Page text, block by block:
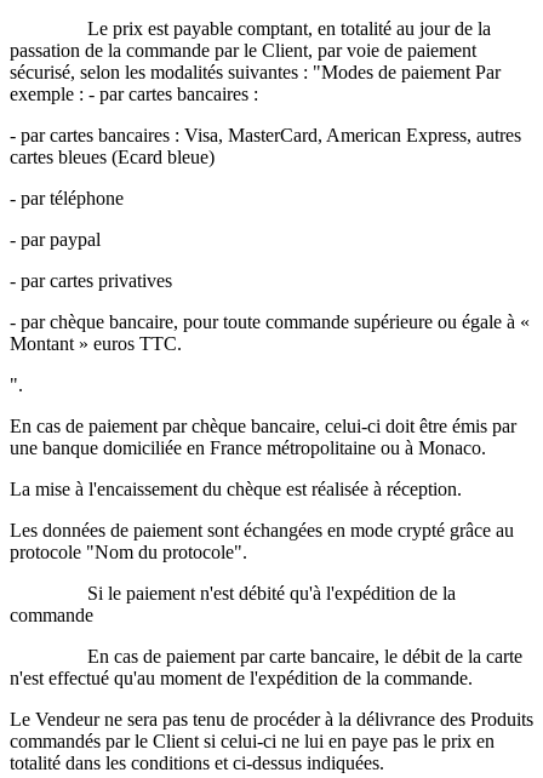
Le prix est payable comptant, en totalité au jour de la
passation de la commande par le Client, par voie de paiement
sécurisé, selon les modalités suivantes : "Modes de paiement Par
exemple : - par cartes bancaires :
- par cartes bancaires : Visa, MasterCard, American Express, autres
cartes bleues (Ecard bleue)
- par téléphone
- par paypal
- par cartes privatives
- par chèque bancaire, pour toute commande supérieure ou égale à «
Montant » euros TTC.
".
En cas de paiement par chèque bancaire, celui-ci doit être émis par
une banque domiciliée en France métropolitaine ou à Monaco.
La mise à l'encaissement du chèque est réalisée à réception.
Les données de paiement sont échangées en mode crypté grâce au
protocole "Nom du protocole".
Si le paiement n'est débité qu'à l'expédition de la
commande
En cas de paiement par carte bancaire, le débit de la carte
n'est effectué qu'au moment de l'expédition de la commande.
Le Vendeur ne sera pas tenu de procéder à la délivrance des Produits
commandés par le Client si celui-ci ne lui en paye pas le prix en
totalité dans les conditions et ci-dessus indiquées.